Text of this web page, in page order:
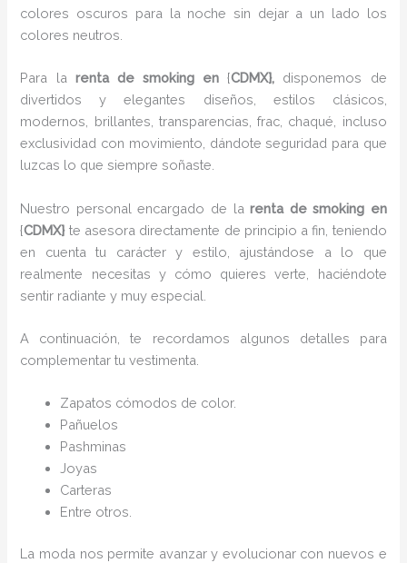
colores oscuros para la noche sin dejar a un lado los
colores neutros.
Para la renta de smoking en{CDMX}, disponemos de
divertidos y elegantes diseños, estilos clásicos,
modernos, brillantes, transparencias, frac, chaqué, incluso
exclusividad con movimiento, dándote seguridad para que
luzcas lo que siempre soñaste.
Nuestro personal encargado de larenta de smoking en
{CDMX}te asesora directamente de principio a fin, teniendo
en cuenta tu carácter y estilo, ajustándose a lo que
realmente necesitas y cómo quieres verte, haciéndote
sentir radiante y muy especial.
A continuación, te recordamos algunos detalles para
complementar tu vestimenta.
Zapatos cómodos de color.
Pañuelos
Pashminas
Joyas
Carteras
Entre otros.
La moda nos permite avanzar y evolucionar con nuevos e